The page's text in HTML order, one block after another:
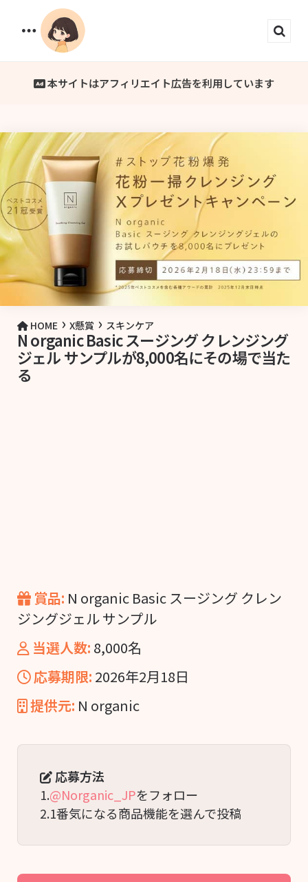
Menu
本サイトはアフィリエイト広告を利用しています
HOME › X懸賞 › スキンケア
N organic Basic スージング クレンジング
ジェル サンプルが8,000名にその場で当た
る
賞品: N organic Basic スージング クレン
ジングジェル サンプル
当選人数: 8,000名
応募期限: 2026年2月18日
提供元: N organic
応募方法
1.@Norganic_JPをフォロー
2.1番気になる商品機能を選んで投稿